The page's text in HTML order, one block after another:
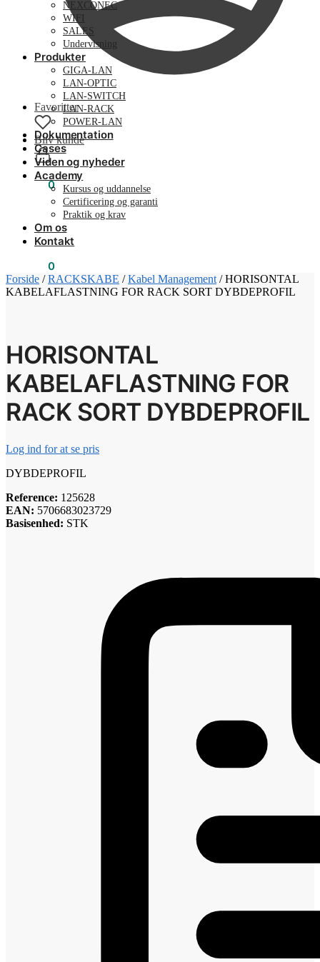
Favoritter
Bliv kunde
kr. 0
NEXCONEC
WIFI
SALES
Undervisning
Produkter
GIGA-LAN
LAN-OPTIC
LAN-SWITCH
LAN-RACK
POWER-LAN
Dokumentation
Cases
Viden og nyheder
Academy
Kursus og uddannelse
Certificering og garanti
Praktik og krav
Om os
Kontakt
0
Forside /RACKSKABE /Kabel Management /HORISONTAL
KABELAFLASTNING FOR RACK SORT DYBDEPROFIL
HORISONTAL
KABELAFLASTNING FOR
RACK SORT DYBDEPROFIL
Log ind for at se pris
DYBDEPROFIL
Reference: 125628
EAN: 5706683023729
Basisenhed: STK